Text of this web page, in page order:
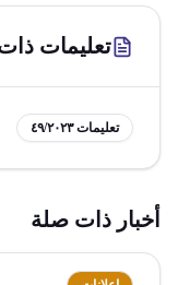
تعليمات
تعليمات٤٩/٢٠٢٣
أخبار ذات صلة